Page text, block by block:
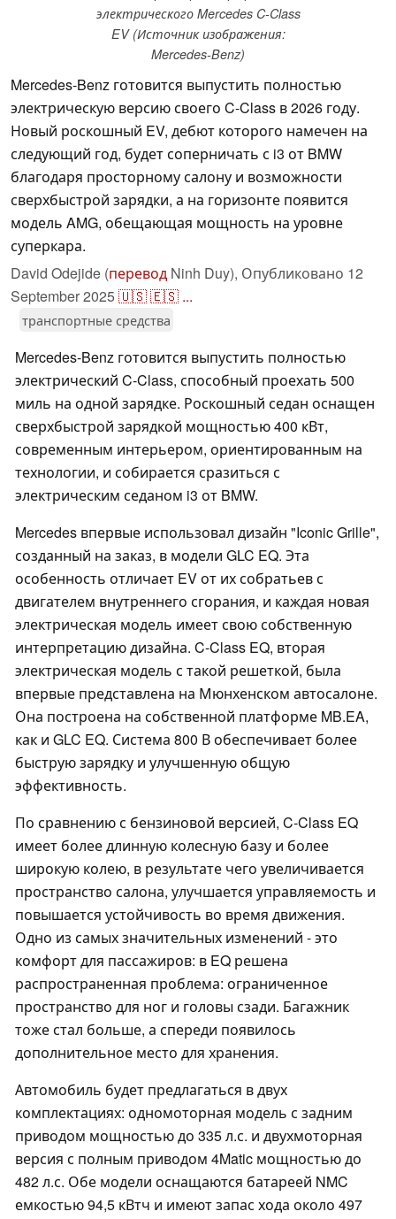
электрического Mercedes C-Class
EV (Источник изображения:
Mercedes-Benz)
Mercedes-Benz готовится выпустить полностью
электрическую версию своего C-Class в 2026 году.
Новый роскошный EV, дебют которого намечен на
следующий год, будет соперничать с i3 от BMW
благодаря просторному салону и возможности
сверхбыстрой зарядки, а на горизонте появится
модель AMG, обещающая мощность на уровне
суперкара.
David Odejide (перевод Ninh Duy), Опубликовано 12
September 2025🇺🇸🇪🇸 ...
транспортные средства
Mercedes-Benz готовится выпустить полностью
электрический C-Class, способный проехать 500
миль на одной зарядке. Роскошный седан оснащен
сверхбыстрой зарядкой мощностью 400 кВт,
современным интерьером, ориентированным на
технологии, и собирается сразиться с
электрическим седаном i3 от BMW.
Mercedes впервые использовал дизайн "Iconic Grille",
созданный на заказ, в модели GLC EQ. Эта
особенность отличает EV от их собратьев с
двигателем внутреннего сгорания, и каждая новая
электрическая модель имеет свою собственную
интерпретацию дизайна. C-Class EQ, вторая
электрическая модель с такой решеткой, была
впервые представлена на Мюнхенском автосалоне.
Она построена на собственной платформе MB.EA,
как и GLC EQ. Система 800 В обеспечивает более
быструю зарядку и улучшенную общую
эффективность.
По сравнению с бензиновой версией, C-Class EQ
имеет более длинную колесную базу и более
широкую колею, в результате чего увеличивается
пространство салона, улучшается управляемость и
повышается устойчивость во время движения.
Одно из самых значительных изменений - это
комфорт для пассажиров: в EQ решена
распространенная проблема: ограниченное
пространство для ног и головы сзади. Багажник
тоже стал больше, а спереди появилось
дополнительное место для хранения.
Автомобиль будет предлагаться в двух
комплектациях: одномоторная модель с задним
приводом мощностью до 335 л.с. и двухмоторная
версия с полным приводом 4Matic мощностью до
482 л.с. Обе модели оснащаются батареей NMC
емкостью 94,5 кВтч и имеют запас хода около 497